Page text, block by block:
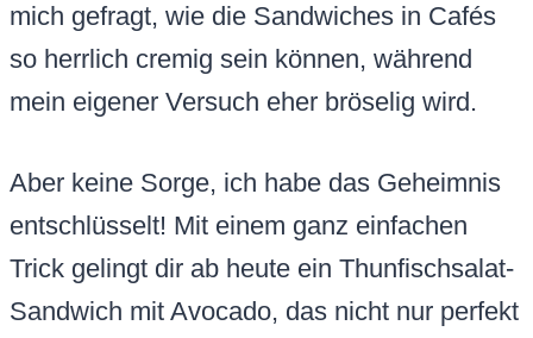
mich gefragt, wie die Sandwiches in Cafés
so herrlich cremig sein können, während
mein eigener Versuch eher bröselig wird.
Aber keine Sorge, ich habe das Geheimnis
entschlüsselt! Mit einem ganz einfachen
Trick gelingt dir ab heute ein Thunfischsalat-
Sandwich mit Avocado, das nicht nur perfekt